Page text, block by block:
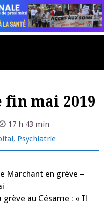
mai 2019
17 h 43 min
, Psychiatrie
Marchant en grève –
au Césame : « Il